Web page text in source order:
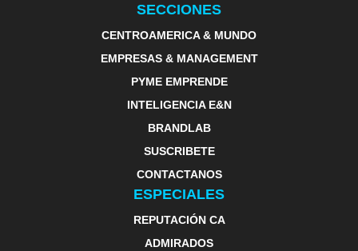
SECCIONES
CENTROAMERICA & MUNDO
EMPRESAS & MANAGEMENT
PYME EMPRENDE
INTELIGENCIA E&N
BRANDLAB
SUSCRIBETE
CONTACTANOS
ESPECIALES
REPUTACIÓN CA
ADMIRADOS